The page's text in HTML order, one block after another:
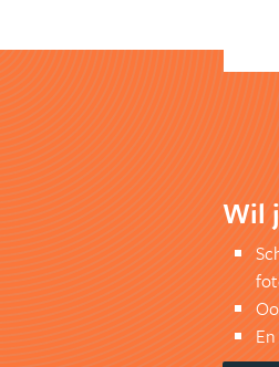
Wil